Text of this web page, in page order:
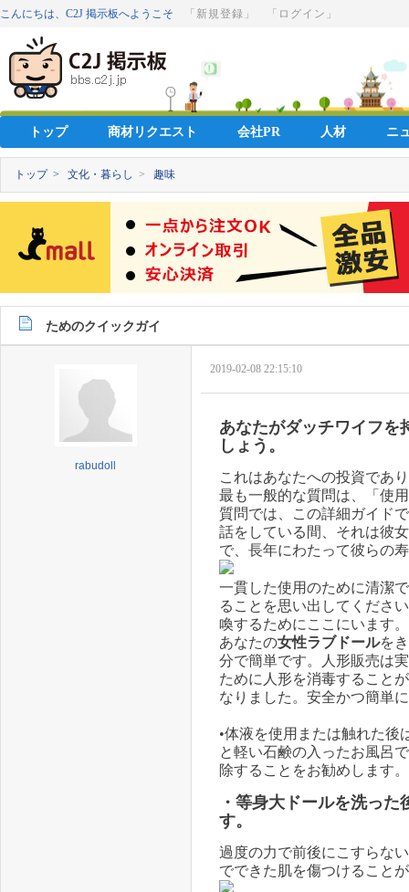
こんにちは、C2J 掲示板へようこそ 「新規登録」 「ログイン」
トップ 商材リクエスト 会社PR 人材 ニ
トップ > 文化・暮らし > 趣味
ためのクイックガイ
rabudoll
2019-02-08 22:15:10
あなたがダッチワイフを
しょう。
これはあなたへの投資であ
最も一般的な質問は、「使
質問では、この詳細ガイド
話をしている間、それは彼
で、長年にわたって彼らの
一貫した使用のために清潔
ることを思い出してくださ
喚するためにここにいます。
あなたの女性ラブドールを
分で簡単です。人形販売は
ために人形を消毒すること
なりました。安全かつ簡単
•体液を使用または触れた
と軽い石鹸の入ったお風呂
除することをお勧めします
・ 等身大ドールを洗った
す。
過度の力で前後にこすらな
でできた肌を傷つけること